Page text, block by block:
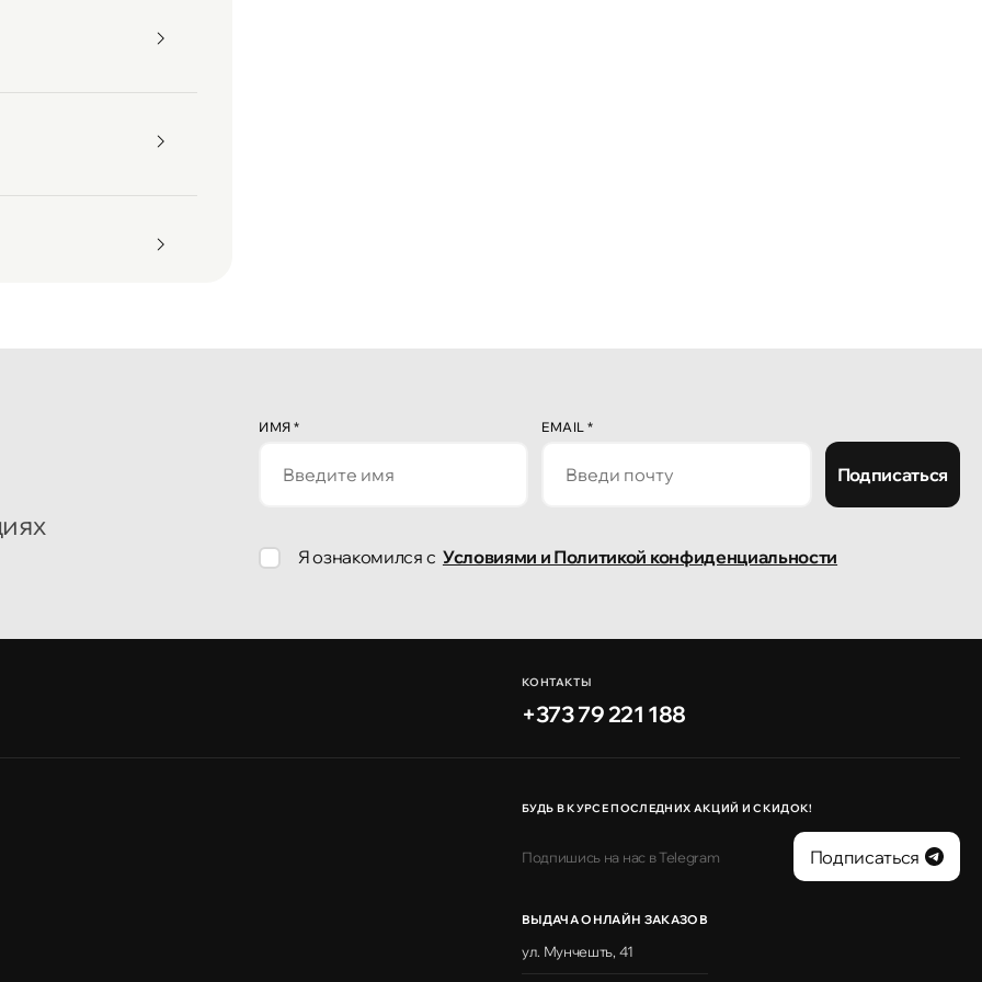
ИМЯ * EMAIL*
Подписаться
Я ознакомился с Условиями и Политикой конфиденциальности
КОНТАКТЫ
+373 79 221 188
БУДЬ В КУРСЕ ПОСЛЕДНИХ АКЦИЙ И СКИДОК!
Подпишись на нас в Telegram Подписаться
ВЫДАЧА ОНЛАЙН ЗАКАЗОВ
ул. Мунчешть, 41